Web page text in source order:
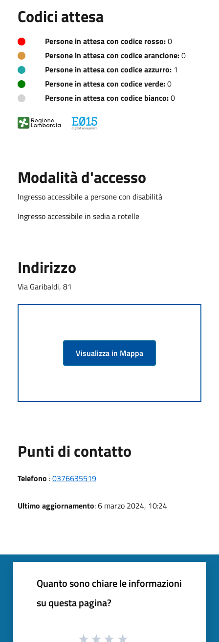
Codici attesa
Persone in attesa con codice rosso:0
Persone in attesa con codice arancione:0
Persone in attesa con codice azzurro: 1
Persone in attesa con codice verde:0
Persone in attesa con codice bianco:0
Modalità d'accesso
Ingresso accessibile a persone con disabilità
Ingresso accessibile in sedia a rotelle
Indirizzo
Via Garibaldi, 81
Visualizza in Mappa
Punti di contatto
Telefono :0376635519
Ultimo aggiornamento: 6 marzo 2024, 10:24
Quanto sono chiare le informazioni
su questa pagina?